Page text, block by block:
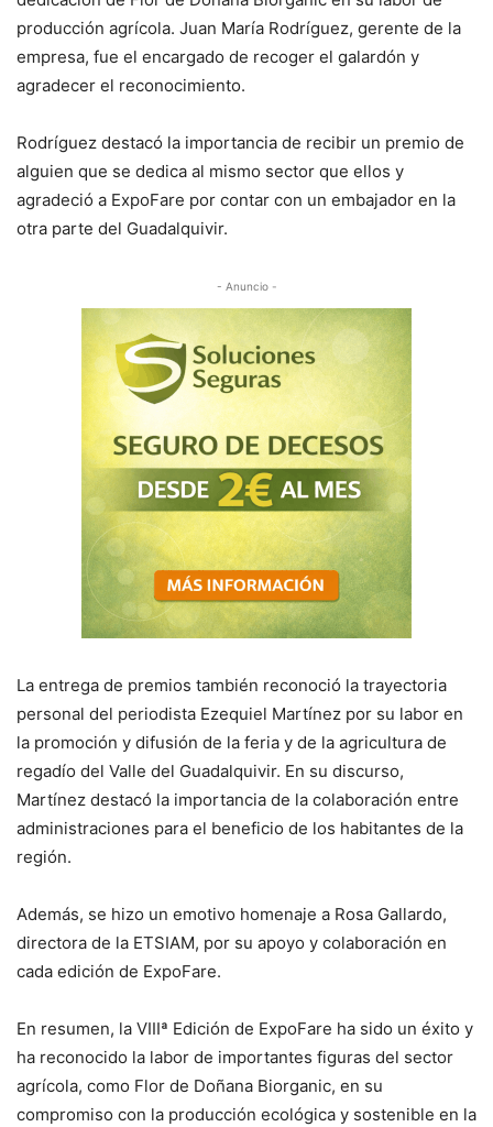
producción agrícola. Juan María Rodríguez, gerente de la
empresa, fue el encargado de recoger el galardón y
agradecer el reconocimiento.
Rodríguez destacó la importancia de recibir un premio de
alguien que se dedica al mismo sector que ellos y
agradeció a ExpoFare por contar con un embajador en la
otra parte del Guadalquivir.
- Anuncio -
La entrega de premios también reconoció la trayectoria
personal del periodista Ezequiel Martínez por su labor en
la promoción y difusión de la feria y de la agricultura de
regadío del Valle del Guadalquivir. En su discurso,
Martínez destacó la importancia de la colaboración entre
administraciones para el beneficio de los habitantes de la
región.
Además, se hizo un emotivo homenaje a Rosa Gallardo,
directora de la ETSIAM, por su apoyo y colaboración en
cada edición de ExpoFare.
En resumen, la VIIIª Edición de ExpoFare ha sido un éxito y
ha reconocido la labor de importantes figuras del sector
agrícola, como Flor de Doñana Biorganic, en su
compromiso con la producción ecológica y sostenible en la